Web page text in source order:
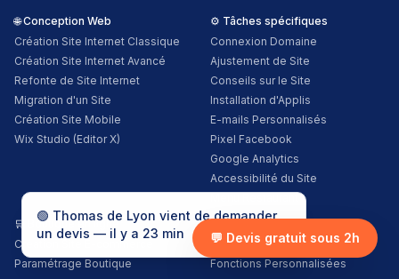
🌐 Conception Web
Création Site Internet Classique
Création Site Internet Avancé
Refonte de Site Internet
Migration d'un Site
Création Site Mobile
Wix Studio (Editor X)
⚙️ Tâches spécifiques
Connexion Domaine
Ajustement de Site
Conseils sur le Site
Installation d'Applis
E-mails Personnalisés
Pixel Facebook
Google Analytics
Accessibilité du Site
🛒
Boutique en ligne
Création Site E-commerce
Paramétrage Boutique
💻
Conseils sur le Code
Fonctions Personnalisées
💬 Devis gratuit sous 2h
🟢 Thomas de Lyon vient de demander
un devis — il y a 23 min